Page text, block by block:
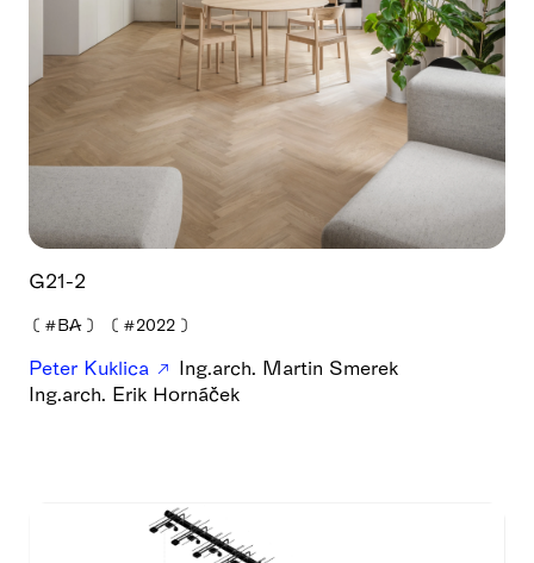
G21-2
❪ #BA ❫ ❪ #2022 ❫
Peter Kuklica
Ing.arch. Martin Smerek
Ing.arch. Erik Hornáček